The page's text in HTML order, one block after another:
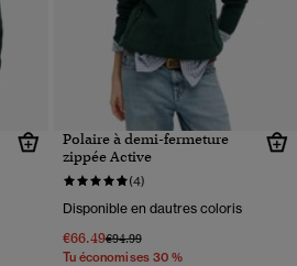
Polaire à demi-fermeture
zippée Active
(4)
Disponible en dautres coloris
€66.49Prix réduit de
€94.99à
Tu économises 30 %